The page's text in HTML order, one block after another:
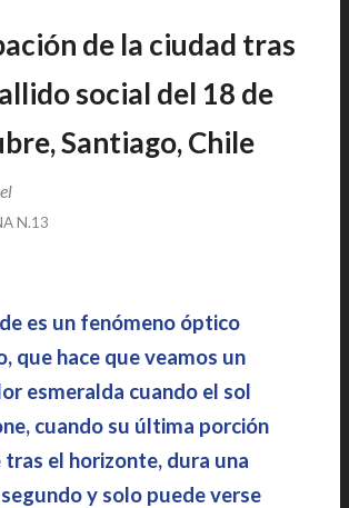
de la ciudad tras
social del 18 de
Santiago, Chile
N.13
es un fenómeno óptico
que hace que veamos un
esmeralda cuando el sol
cuando su última porción
tras el horizonte, dura una
y solo puede verse